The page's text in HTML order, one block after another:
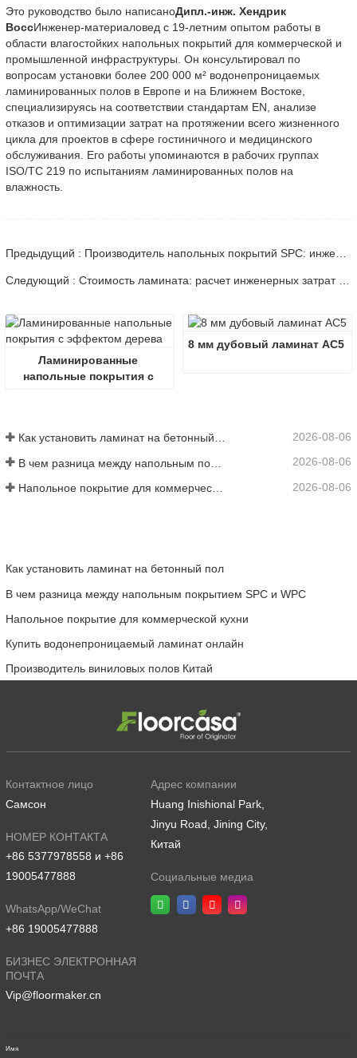
Это руководство было написаноДипл.-инж. Хендрик
ВоссИнженер-материаловед с 19-летним опытом работы в
области влагостойких напольных покрытий для коммерческой и
промышленной инфраструктуры. Он консультировал по
вопросам установки более 200 000 м² водонепроницаемых
ламинированных полов в Европе и на Ближнем Востоке,
специализируясь на соответствии стандартам EN, анализе
отказов и оптимизации затрат на протяжении всего жизненного
цикла для проектов в сфере гостиничного и медицинского
обслуживания. Его работы упоминаются в рабочих группах
ISO/TC 219 по испытаниям ламинированных полов на
влажность.
Ламинированные
напольные покрытия с
8 мм дубовый ламинат AC5
Как установить ламинат на бетонный пол 2026-08-06
2026-08-06
2026-08-06
Как установить ламинат на бетонный пол
В чем разница между напольным покрытием SPC и WPC
Напольное покрытие для коммерческой кухни
Купить водонепроницаемый ламинат онлайн
Производитель виниловых полов Китай
Контактное лицо
Самсон
НОМЕР КОНТАКТА
+86 5377978558 и +86
19005477888
WhatsApp/WeChat
+86 19005477888
БИЗНЕС ЭЛЕКТРОННАЯ
ПОЧТА
Vip@floormaker.cn
Адрес компании
Huang Inishional Park,
Jinyu Road, Jining City,
Китай
Социальные медиа